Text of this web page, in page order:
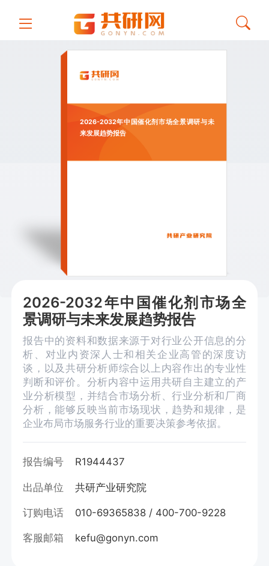
2026-2032年中国催化剂市场全景调研与未
来发展趋势报告
2026-2032年中国催化剂市场全
景调研与未来发展趋势报告
报告中的资料和数据来源于对行业公开信息的分
析、对业内资深人士和相关企业高管的深度访
谈，以及共研分析师综合以上内容作出的专业性
判断和评价。分析内容中运用共研自主建立的产
业分析模型，并结合市场分析、行业分析和厂商
分析，能够反映当前市场现状，趋势和规律，是
企业布局市场服务行业的重要决策参考依据。
报告编号 R1944437
出品单位 共研产业研究院
订购电话 010-69365838 / 400-700-9228
客服邮箱 kefu@gonyn.com